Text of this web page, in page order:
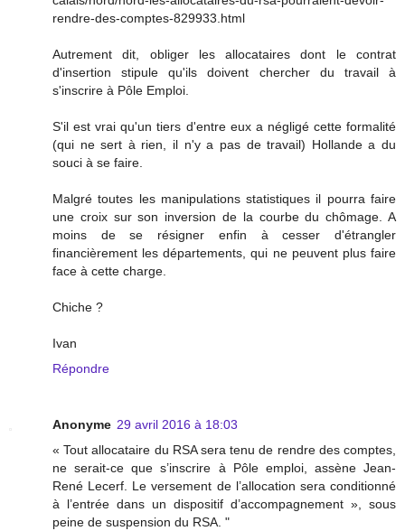
rendre-des-comptes-829933.html
Autrement dit, obliger les allocataires dont le contrat
d'insertion stipule qu'ils doivent chercher du travail à
s'inscrire à Pôle Emploi.
S'il est vrai qu'un tiers d'entre eux a négligé cette formalité
(qui ne sert à rien, il n'y a pas de travail) Hollande a du
souci à se faire.
Malgré toutes les manipulations statistiques il pourra faire
une croix sur son inversion de la courbe du chômage. A
moins de se résigner enfin à cesser d'étrangler
financièrement les départements, qui ne peuvent plus faire
face à cette charge.
Chiche ?
Ivan
Répondre
Anonyme 29 avril 2016 à 18:03
« Tout allocataire du RSA sera tenu de rendre des comptes,
ne serait-ce que s’inscrire à Pôle emploi, assène Jean-
René Lecerf. Le versement de l’allocation sera conditionné
à l’entrée dans un dispositif d’accompagnement », sous
peine de suspension du RSA. "